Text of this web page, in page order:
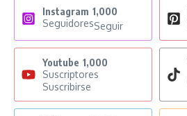
Instagram 1,000
SeguidoresSeguir
Youtube 1,000
Suscriptores
Suscribirse